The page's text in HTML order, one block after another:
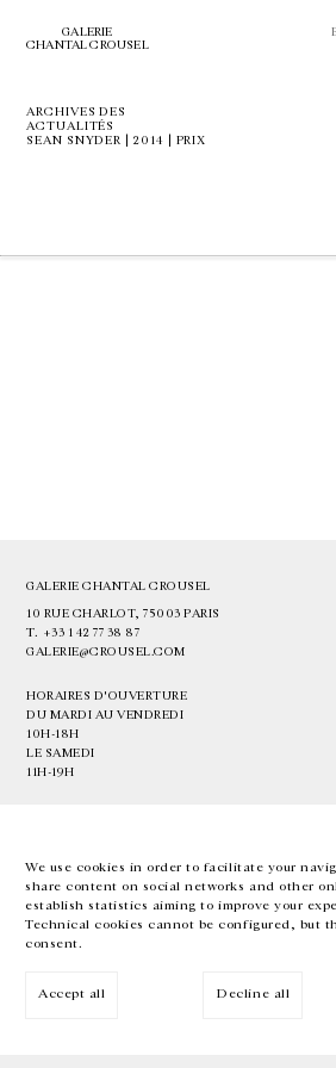
We use cookies in order to facilitate your
share content on social networks and other
establish statistics aiming to improve your
Technical cookies cannot be configured, but
consent.
Accept all Decline all
GALERIE
CHANTAL CROUSEL
ARCHIVES DES
ACTUALITÉS
SEAN SNYDER | 2014 | PRIX
GALERIE CHANTAL CROUSEL
10 RUE CHARLOT, 75003 PARIS
T. +33 1 42 77 38 87
GALERIE@CROUSEL.COM
HORAIRES D'OUVERTURE
DU MARDI AU VENDREDI
10H-18H
LE SAMEDI
11H-19H
EN FR 中文 Facebook Instagram
Inscrivez-vous à notre newsletter